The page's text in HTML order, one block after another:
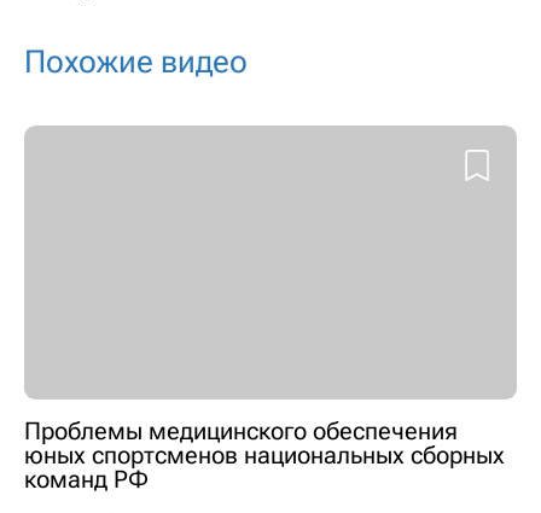
Похожие видео
Проблемы медицинского обеспечения
юных спортсменов национальных сборных
команд РФ